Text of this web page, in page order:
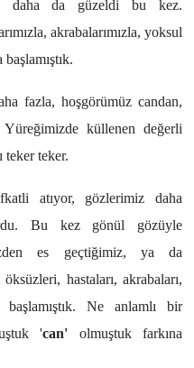
daha da güzeldi bu kez.
akrabalarımızla, yoksul
fazla, hoşgörümüz candan,
küllenen değerli
teker teker.
atıyor, gözlerimiz daha
Bu kez gönül gözüyle
es geçtiğimiz, ya da
hastaları, akrabaları,
Ne anlamlı bir
'can' olmuştuk farkına